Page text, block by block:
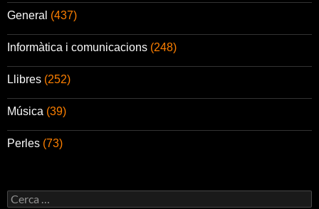
General (437)
Informàtica i comunicacions (248)
Llibres (252)
Música (39)
Perles (73)
Cerca: